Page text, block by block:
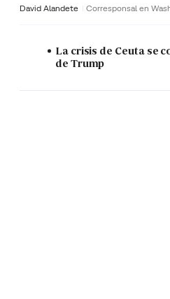
David Alandete Corresponsal en
La crisis de Ceuta se
de Trump